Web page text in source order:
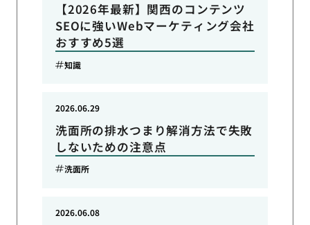
【2026年最新】関西のコンテンツ
SEOに強いWebマーケティング会社
おすすめ5選
知識
洗面所の排水つまり解消方法で失敗
しないための注意点
2026.06.29
洗面所
2026.06.08